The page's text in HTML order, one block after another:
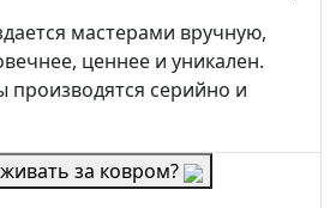
мастерами вручную,
ценнее и уникален.
серийно и
за ковром?